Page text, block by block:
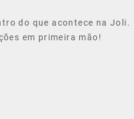
do que acontece na Joli.
em primeira mão!